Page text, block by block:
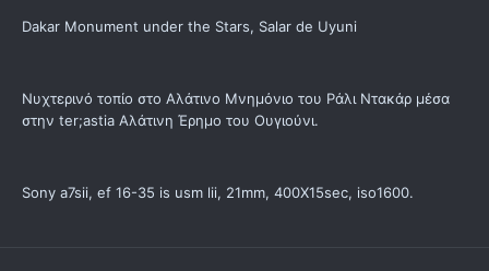
Dakar Monument under the Stars, Salar de Uyuni
Νυχτερινό τοπίο στο Αλάτινο Μνημόνιο του Ράλι Ντακάρ μέσα
στην ter;astia Αλάτινη Έρημο του Ουγιούνι.
Sony a7sii, ef 16-35 is usm lii, 21mm, 400X15sec, iso1600.